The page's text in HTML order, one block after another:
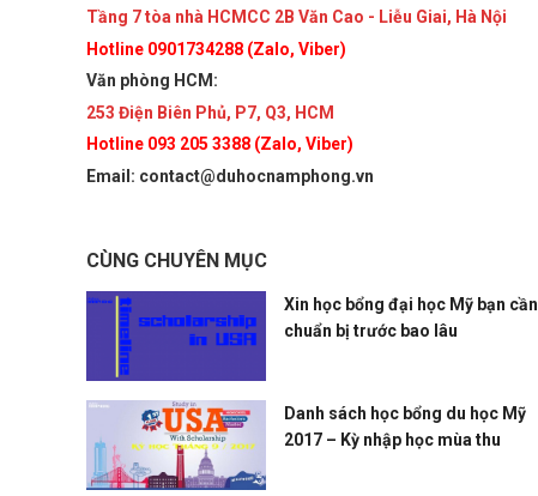
Tầng 7 tòa nhà HCMCC 2B Văn Cao - Liễu Giai, Hà Nội
Hotline 0901734288 (Zalo, Viber)
Văn phòng HCM:
253 Điện Biên Phủ, P7, Q3, HCM
Hotline 093 205 3388 (Zalo, Viber)
Email: contact@duhocnamphong.vn
CÙNG CHUYÊN MỤC
Xin học bổng đại học Mỹ bạn cần
chuẩn bị trước bao lâu
Danh sách học bổng du học Mỹ
2017 – Kỳ nhập học mùa thu